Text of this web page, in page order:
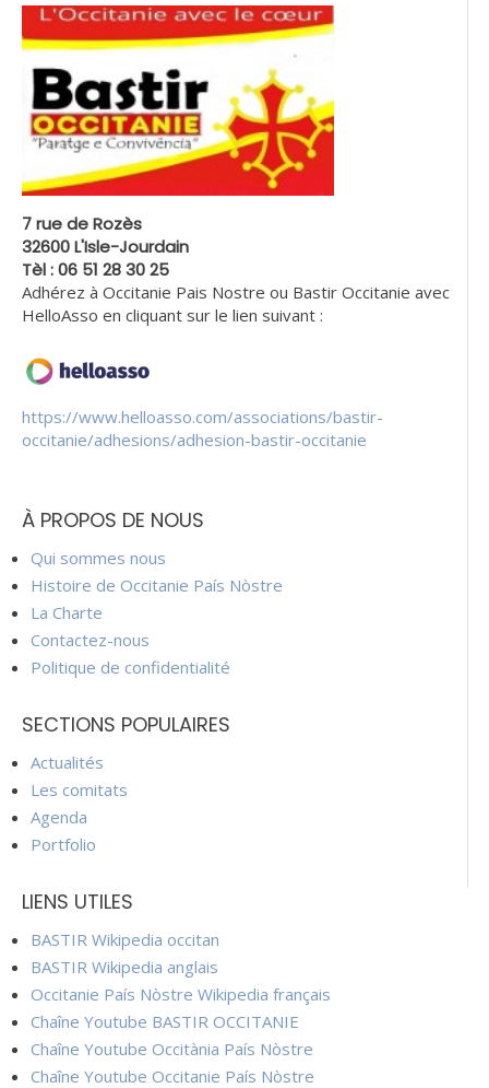
7 rue de Rozès
32600 L'Isle-Jourdain
Tèl : 06 51 28 30 25
Adhérez à Occitanie Pais Nostre ou Bastir Occitanie avec
HelloAsso en cliquant sur le lien suivant :
https://www.helloasso.com/associations/bastir-
occitanie/adhesions/adhesion-bastir-occitanie
À PROPOS DE NOUS
Qui sommes nous
Histoire de Occitanie País Nòstre
La Charte
Contactez-nous
Politique de confidentialité
SECTIONS POPULAIRES
Actualités
Les comitats
Agenda
Portfolio
LIENS UTILES
BASTIR Wikipedia occitan
BASTIR Wikipedia anglais
Occitanie País Nòstre Wikipedia français
Chaîne Youtube BASTIR OCCITANIE
Chaîne Youtube Occitània País Nòstre
Chaîne Youtube Occitanie País Nòstre